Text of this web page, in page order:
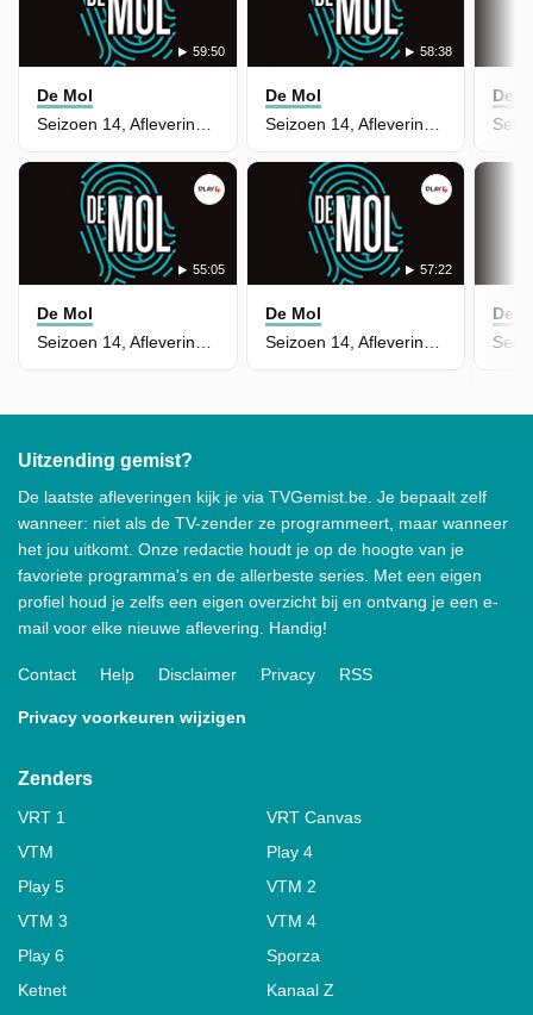
59:50
De Mol
Seizoen 14, Aflevering 9
58:38
De Mol
Seizoen 14, Aflevering 7
55:05
De Mol
57:22
De Mol
De
De
Uitzending gemist?
De laatste afleveringen kijk je via TVGemist.be. Je bepaalt zelf
wanneer: niet als de TV-zender ze programmeert, maar wanneer
het jou uitkomt. Onze redactie houdt je op de hoogte van je
favoriete programma's en de allerbeste series. Met een eigen
profiel houd je zelfs een eigen overzicht bij en ontvang je een e-
mail voor elke nieuwe aflevering. Handig!
Contact Help Disclaimer Privacy RSS
Privacy voorkeuren wijzigen
Zenders
VRT 1
VRT Canvas
VTM
Play 4
Play 5
VTM 2
VTM 3
VTM 4
Play 6
Sporza
Ketnet
Kanaal Z